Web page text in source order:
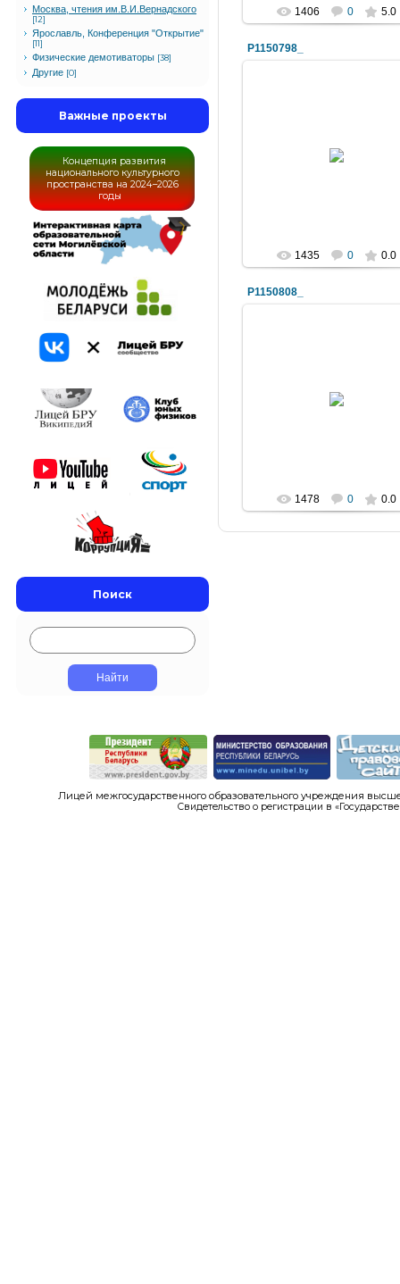
Москва, чтения им.В.И.Вернадского
[12]
Ярославль, Конференция "Открытие"
[11]
Физические демотиваторы [38]
Другие [0]
Важные проекты
Концепция развития
национального культурного
пространства на 2024–2026
годы
Поиск
1406 0 5.0
P1150798_
1435 0 0.0
P1150808_
1478 0 0.0
Лицей межгосударственного образовательного учреждения
Свидетельство о регистрации в